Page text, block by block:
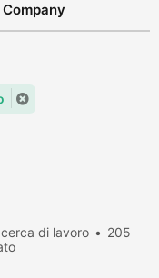
Company
di lavoro
205